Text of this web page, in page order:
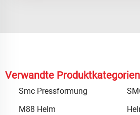
Verwandte Produktkategorien
Smc Pressformung
M88 Helm